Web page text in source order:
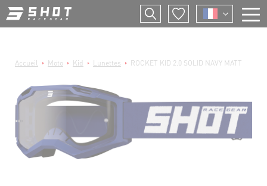
Aller
au
contenu
Fil
Accueil Moto Kid Lunettes ROCKET KID 2.0 SOLID NAVY MATT